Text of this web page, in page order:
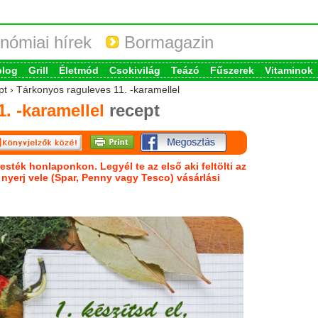
hírek Bormagazin
Grill Életmód Csokivilág Teázó Fűszerek
Vitaminok
› Tárkonyos raguleves 11. -karamellel
-karamellel recept
honlaponkon. Legyél te az első aki feltölti az
vele (Spar, Penny vagy Tesco) vásárlási